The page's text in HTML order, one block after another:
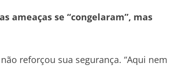
ameaças se “congelaram”, mas
reforçou sua segurança. “Aqui nem